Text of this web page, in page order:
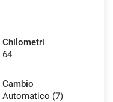
Chilometri
64
Cambio
Automatico (7)